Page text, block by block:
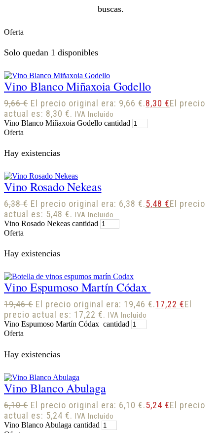
buscas.
Oferta
Solo quedan 1 disponibles
Vino Blanco Miñaxoia Godello
9,66€ El precio original era: 9,66 €.8,30 €El precio
actual es: 8,30 €. IVA Incluido
Vino Blanco Miñaxoia Godello cantidad
Oferta
Hay existencias
Vino Rosado Nekeas
6,38€ El precio original era: 6,38 €.5,48 €El precio
actual es: 5,48 €. IVA Incluido
Vino Rosado Nekeas cantidad
Oferta
Hay existencias
Vino Espumoso Martín Códax
19,46€ El precio original era: 19,46 €.17,22 €El
precio actual es: 17,22 €.
IVA Incluido
Vino Espumoso Martín Códax cantidad
Oferta
Hay existencias
Vino Blanco Abulaga
6,10€ El precio original era: 6,10 €.5,24 €El precio
actual es: 5,24 €. IVA Incluido
Vino Blanco Abulaga cantidad